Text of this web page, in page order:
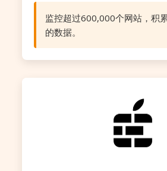
监控超过600,000个网站，积
的数据。